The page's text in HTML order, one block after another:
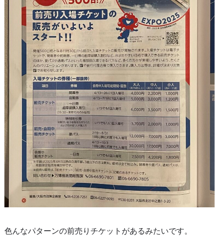
色んなパターンの前売りチケットがあるみたいです。